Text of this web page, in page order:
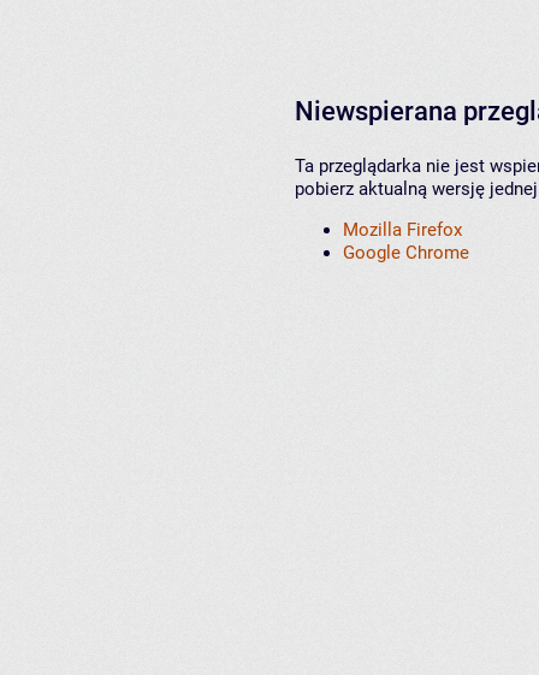
Niewspierana
Ta przeglądarka nie jest
pobierz aktualną wersję
Mozilla Firefox
Google Chrome